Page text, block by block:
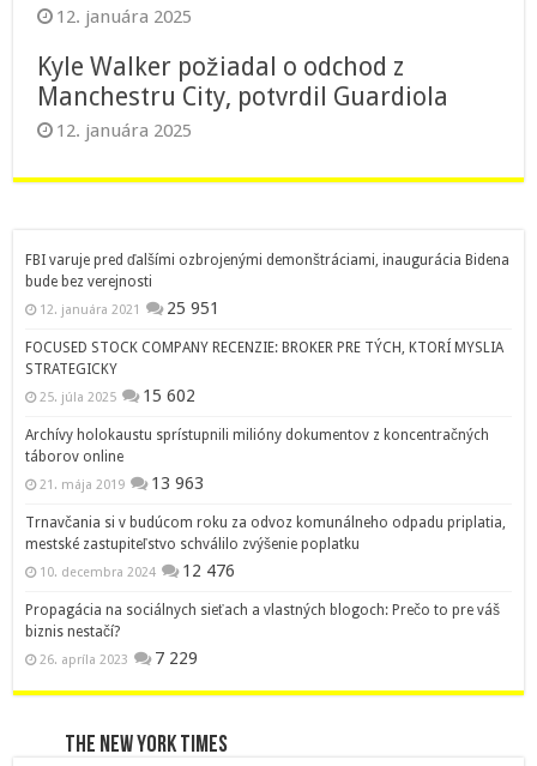
12. januára 2025
Kyle Walker požiadal o odchod z
Manchestru City, potvrdil Guardiola
12. januára 2025
FBI varuje pred ďalšími ozbrojenými demonštráciami, inaugurácia Bidena
bude bez verejnosti
12. januára 2021 25 951
FOCUSED STOCK COMPANY RECENZIE: BROKER PRE TÝCH, KTORÍ MYSLIA
STRATEGICKY
25. júla 2025 15 602
Archívy holokaustu sprístupnili milióny dokumentov z koncentračných
táborov online
21. mája 2019 13 963
Trnavčania si v budúcom roku za odvoz komunálneho odpadu priplatia,
mestské zastupiteľstvo schválilo zvýšenie poplatku
10. decembra 2024 12 476
Propagácia na sociálnych sieťach a vlastných blogoch: Prečo to pre váš
biznis nestačí?
26. apríla 2023 7 229
The New York Times